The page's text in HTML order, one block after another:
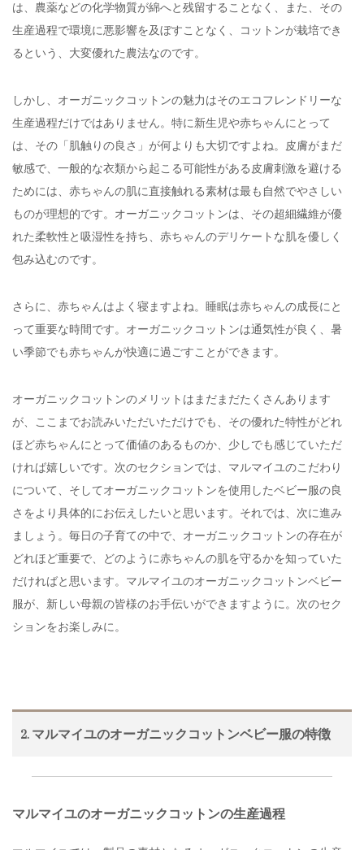
は、農薬などの化学物質が綿へと残留することなく、また、その
生産過程で環境に悪影響を及ぼすことなく、コットンが栽培でき
るという、大変優れた農法なのです。
しかし、オーガニックコットンの魅力はそのエコフレンドリーな
生産過程だけではありません。特に新生児や赤ちゃんにとって
は、その「肌触りの良さ」が何よりも大切ですよね。皮膚がまだ
敏感で、一般的な衣類から起こる可能性がある皮膚刺激を避ける
ためには、赤ちゃんの肌に直接触れる素材は最も自然でやさしい
ものが理想的です。オーガニックコットンは、その超細繊維が優
れた柔軟性と吸湿性を持ち、赤ちゃんのデリケートな肌を優しく
包み込むのです。
さらに、赤ちゃんはよく寝ますよね。睡眠は赤ちゃんの成長にと
って重要な時間です。オーガニックコットンは通気性が良く、暑
い季節でも赤ちゃんが快適に過ごすことができます。
オーガニックコットンのメリットはまだまだたくさんあります
が、ここまでお読みいただいただけでも、その優れた特性がどれ
ほど赤ちゃんにとって価値のあるものか、少しでも感じていただ
ければ嬉しいです。次のセクションでは、マルマイユのこだわり
について、そしてオーガニックコットンを使用したベビー服の良
さをより具体的にお伝えしたいと思います。それでは、次に進み
ましょう。毎日の子育ての中で、オーガニックコットンの存在が
どれほど重要で、どのように赤ちゃんの肌を守るかを知っていた
だければと思います。マルマイユのオーガニックコットンベビー
服が、新しい母親の皆様のお手伝いができますように。次のセク
ションをお楽しみに。
2. マルマイユのオーガニックコットンベビー服の特徴
マルマイユのオーガニックコットンの生産過程